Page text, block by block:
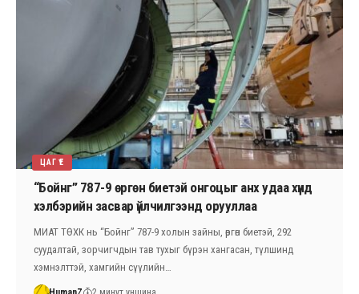
ЦАГ ҮЕ
“Бойнг” 787-9 өргөн биетэй онгоцыг анх удаа хүнд
хэлбэрийн засвар үйлчилгээнд орууллаа
МИАТ ТӨХК нь “Бойнг” 787-9 холын зайны, өргөн биетэй, 292
суудалтай, зорчигчдын тав тухыг бүрэн хангасан, түлшинд
хэмнэлттэй, хамгийн сүүлийн…